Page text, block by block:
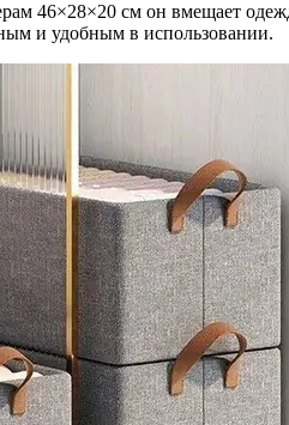
46×28×20 см он вмещает
и удобным в использовании.